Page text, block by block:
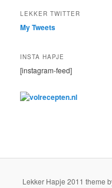
LEKKER TWITTER
My Tweets
INSTA HAPJE
[instagram-feed]
Lekker Hapje 2011 theme